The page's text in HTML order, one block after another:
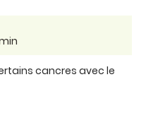
cancres avec le